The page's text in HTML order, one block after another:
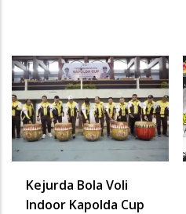
Kejurda Bola Voli
Indoor Kapolda Cup